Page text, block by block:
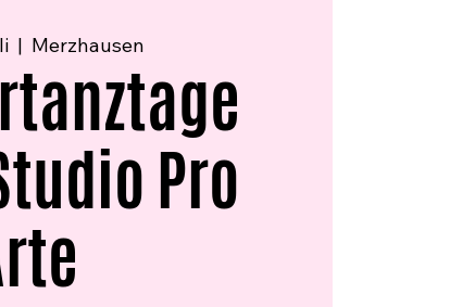
  |
Merzhausen
Pro